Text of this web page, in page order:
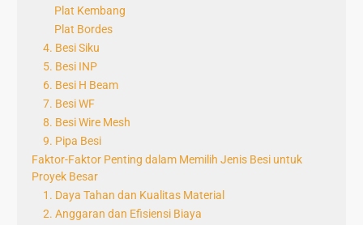
Plat Kembang
Plat Bordes
4. Besi Siku
5. Besi INP
6. Besi H Beam
7. Besi WF
8. Besi Wire Mesh
9. Pipa Besi
Faktor-Faktor Penting dalam Memilih Jenis Besi untuk
Proyek Besar
1. Daya Tahan dan Kualitas Material
2. Anggaran dan Efisiensi Biaya